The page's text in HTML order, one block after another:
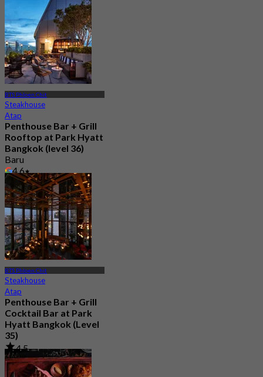
BTS Phloen Chit
Steakhouse
Atap
Penthouse Bar + Grill
Rooftop at Park Hyatt
Bangkok (level 36)
Baru
4.6
Dari฿ 1,200
BTS Phloen Chit
Steakhouse
Atap
Penthouse Bar + Grill
Cocktail Bar at Park
Hyatt Bangkok (Level
35)
4.5
216 telah dipesan
Dari฿ 1,099